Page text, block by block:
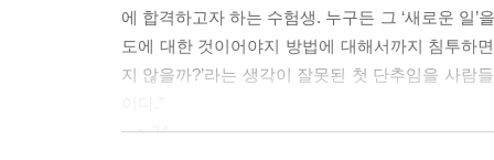
에 합격하고자 하는 수험생. 누구든 그 ‘새로운 일
도에 대한 것이어야지 방법에 대해서까지 침투하
지 않을까?’라는 생각이 잘못된 첫 단추임을 사람
---p.24